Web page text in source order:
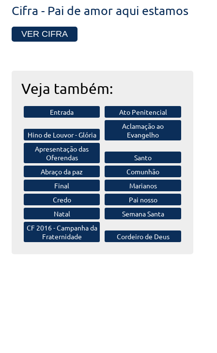
Cifra - Pai de amor aqui estamos
VER CIFRA
Veja também:
Entrada Ato Penitencial
Hino de Louvor -Glória
Aclamaçãoao
Evangelho
Apresentação das
Oferendas
Santo
Abraço da paz
Comunhão
Final
Marianos
Credo
Pai nosso
Natal
Semana Santa
CF 2016 -Campanha da
Fraternidade
Cordeiro de Deus